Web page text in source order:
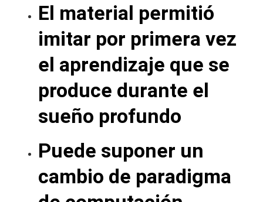
El material permitió
imitar por primera vez
el aprendizaje que se
produce durante el
sueño profundo
Puede suponer un
cambio de paradigma